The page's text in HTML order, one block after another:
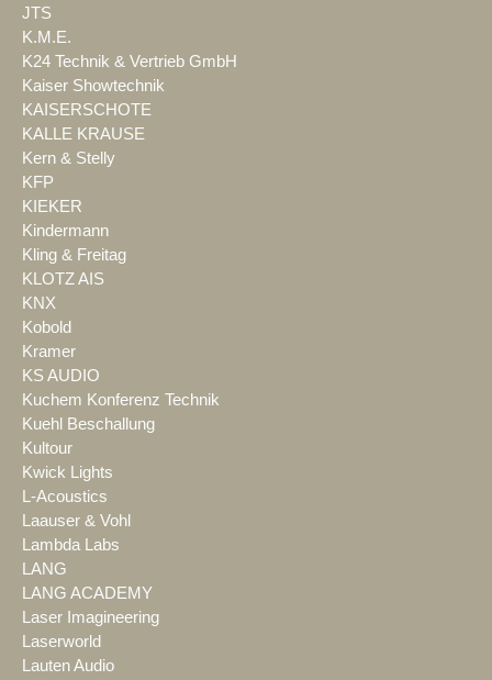
JTS
K.M.E.
K24 Technik & Vertrieb GmbH
Kaiser Showtechnik
KAISERSCHOTE
KALLE KRAUSE
Kern & Stelly
KFP
KIEKER
Kindermann
Kling & Freitag
KLOTZ AIS
KNX
Kobold
Kramer
KS AUDIO
Kuchem Konferenz Technik
Kuehl Beschallung
Kultour
Kwick Lights
L-Acoustics
Laauser & Vohl
Lambda Labs
LANG
LANG ACADEMY
Laser Imagineering
Laserworld
Lauten Audio